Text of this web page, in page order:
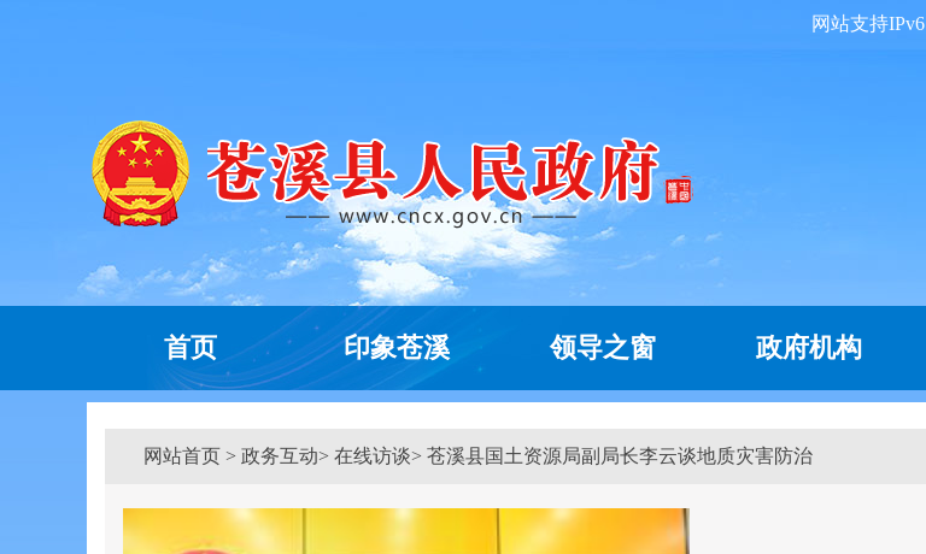
网站支持IPv6
首页 印象苍溪 领导之窗 政府机构
网站首页 > 政务互动> 在线访谈> 苍溪县国土资源局副局长李云谈地质灾害防治